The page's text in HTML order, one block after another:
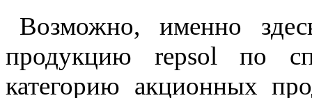
Возможно, именно
продукцию repsol по
категорию акционных